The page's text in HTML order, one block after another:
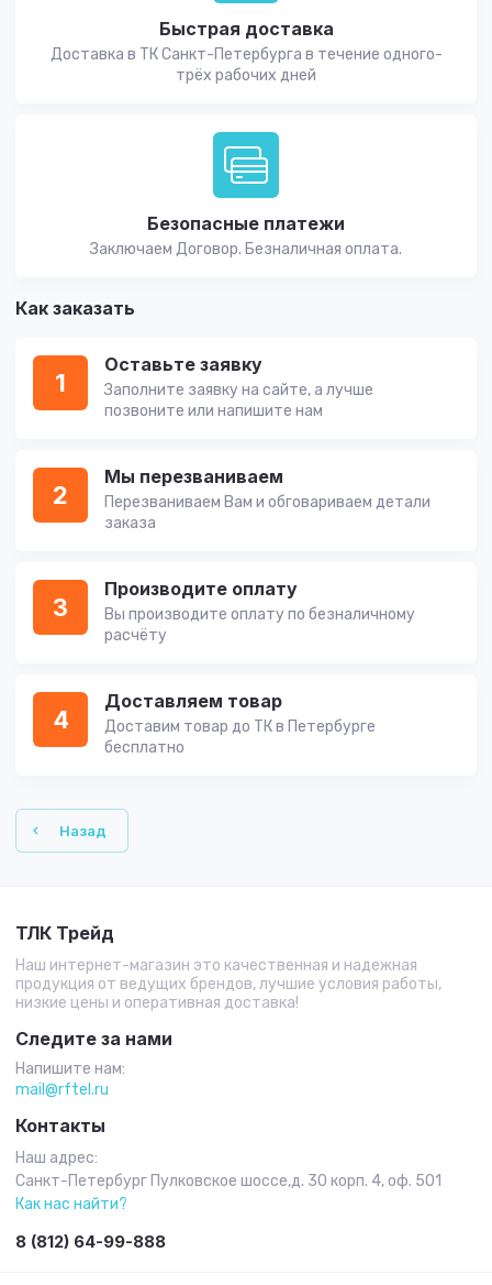
Быстрая доставка
Доставка в ТК Санкт-Петербурга в течение одного-
трёх рабочих дней
Безопасные платежи
Заключаем Договор. Безналичная оплата.
Как заказать
1
Оставьте заявку
Заполните заявку на сайте, а лучше
позвоните или напишите нам
2
Мы перезваниваем
Перезваниваем Вам и обговариваем детали
заказа
3
Производите оплату
Вы производите оплату по безналичному
расчёту
4
Доставляем товар
Доставим товар до ТК в Петербурге
бесплатно
Назад
ТЛК Трейд
Наш интернет-магазин это качественная и надежная
продукция от ведущих брендов, лучшие условия работы,
низкие цены и оперативная доставка!
Следите за нами
Напишите нам:
mail@rftel.ru
Контакты
Наш адрес:
Санкт-Петербург Пулковское шоссе,д. 30 корп. 4, оф. 501
Как нас найти?
8 (812) 64-99-888